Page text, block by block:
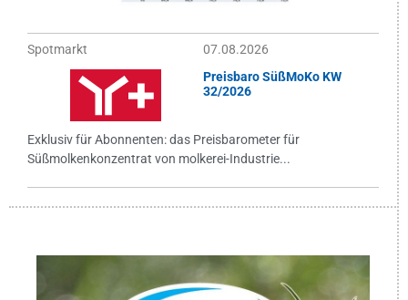
Spotmarkt
07.08.2026
Preisbaro SüßMoKo KW
32/2026
Exklusiv für Abonnenten: das Preisbarometer für
Süßmolkenkonzentrat von molkerei-Industrie...